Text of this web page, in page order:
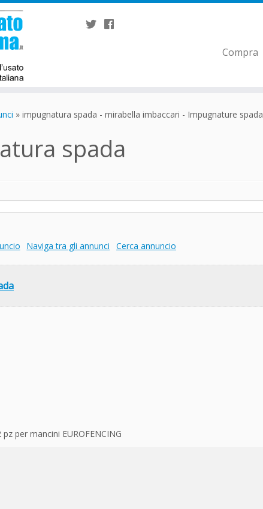
Compra
» impugnatura spada - mirabella imbaccari - Impugnature spada
spada
Naviga tra gli annunci Cerca annuncio
per mancini EUROFENCING